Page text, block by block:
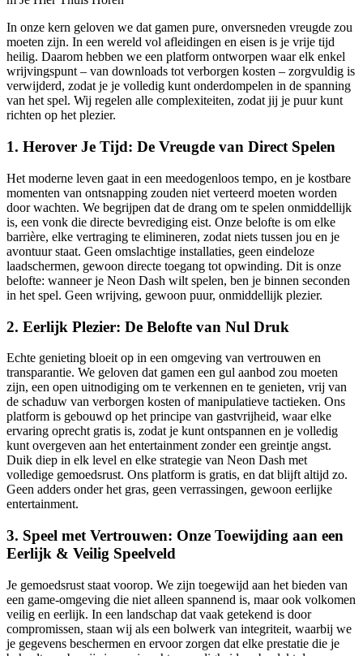
In onze kern geloven we dat gamen pure, onversneden vreugde zou
moeten zijn. In een wereld vol afleidingen en eisen is je vrije tijd
heilig. Daarom hebben we een platform ontworpen waar elk enkel
wrijvingspunt – van downloads tot verborgen kosten – zorgvuldig is
verwijderd, zodat je je volledig kunt onderdompelen in de spanning
van het spel. Wij regelen alle complexiteiten, zodat jij je puur kunt
richten op het plezier.
1. Herover Je Tijd: De Vreugde van Direct Spelen
Het moderne leven gaat in een meedogenloos tempo, en je kostbare
momenten van ontsnapping zouden niet verteerd moeten worden
door wachten. We begrijpen dat de drang om te spelen onmiddellijk
is, een vonk die directe bevrediging eist. Onze belofte is om elke
barrière, elke vertraging te elimineren, zodat niets tussen jou en je
avontuur staat. Geen omslachtige installaties, geen eindeloze
laadschermen, gewoon directe toegang tot opwinding. Dit is onze
belofte: wanneer je Neon Dash wilt spelen, ben je binnen seconden
in het spel. Geen wrijving, gewoon puur, onmiddellijk plezier.
2. Eerlijk Plezier: De Belofte van Nul Druk
Echte genieting bloeit op in een omgeving van vertrouwen en
transparantie. We geloven dat gamen een gul aanbod zou moeten
zijn, een open uitnodiging om te verkennen en te genieten, vrij van
de schaduw van verborgen kosten of manipulatieve tactieken. Ons
platform is gebouwd op het principe van gastvrijheid, waar elke
ervaring oprecht gratis is, zodat je kunt ontspannen en je volledig
kunt overgeven aan het entertainment zonder een greintje angst.
Duik diep in elk level en elke strategie van Neon Dash met
volledige gemoedsrust. Ons platform is gratis, en dat blijft altijd zo.
Geen adders onder het gras, geen verrassingen, gewoon eerlijke
entertainment.
3. Speel met Vertrouwen: Onze Toewijding aan een
Eerlijk & Veilig Speelveld
Je gemoedsrust staat voorop. We zijn toegewijd aan het bieden van
een game-omgeving die niet alleen spannend is, maar ook volkomen
veilig en eerlijk. In een landschap dat vaak getekend is door
compromissen, staan wij als een bolwerk van integriteit, waarbij we
je gegevens beschermen en ervoor zorgen dat elke prestatie die je